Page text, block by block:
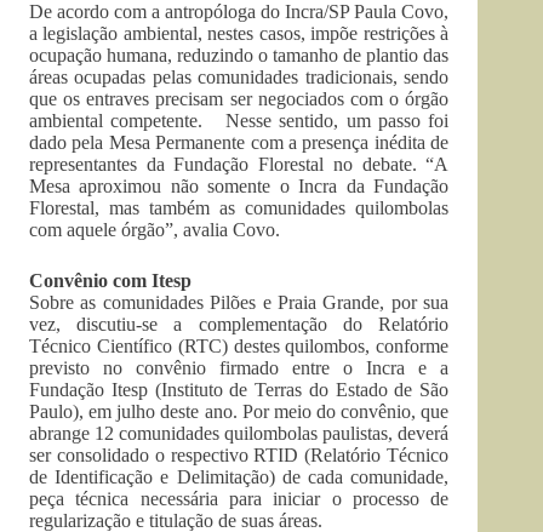
De acordo com a antropóloga do Incra/SP Paula Covo,
a legislação ambiental, nestes casos, impõe restrições à
ocupação humana, reduzindo o tamanho de plantio das
áreas ocupadas pelas comunidades tradicionais, sendo
que os entraves precisam ser negociados com o órgão
ambiental competente. Nesse sentido, um passo foi
dado pela Mesa Permanente com a presença inédita de
representantes da Fundação Florestal no debate. “A
Mesa aproximou não somente o Incra da Fundação
Florestal, mas também as comunidades quilombolas
com aquele órgão”, avalia Covo.
Convênio com Itesp
Sobre as comunidades Pilões e Praia Grande, por sua
vez, discutiu-se a complementação do Relatório
Técnico Científico (RTC) destes quilombos, conforme
previsto no convênio firmado entre o Incra e a
Fundação Itesp (Instituto de Terras do Estado de São
Paulo), em julho deste ano. Por meio do convênio, que
abrange 12 comunidades quilombolas paulistas, deverá
ser consolidado o respectivo RTID (Relatório Técnico
de Identificação e Delimitação) de cada comunidade,
peça técnica necessária para iniciar o processo de
regularização e titulação de suas áreas.